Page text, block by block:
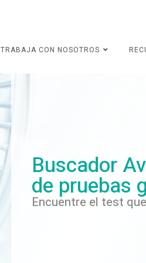
TRABAJA CON NOSOTROS
Buscador
de pruebas
Encuentre el test